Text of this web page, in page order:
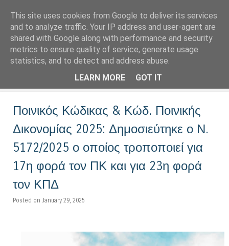
LoNinja.gr
Menu
Ποινικός Κώδικας & Κώδ. Ποινικής
Δικονομίας 2025: Δημοσιεύτηκε ο Ν.
5172/2025 ο οποίος τροποποιεί για
17η φορά τον ΠΚ και για 23η φορά
τον ΚΠΔ
Posted on January 29, 2025
This site uses cookies from Google to deliver its services
and to analyze traffic. Your IP address and user-agent are
shared with Google along with performance and security
metrics to ensure quality of service, generate usage
statistics, and to detect and address abuse.
LEARN MORE
GOT IT